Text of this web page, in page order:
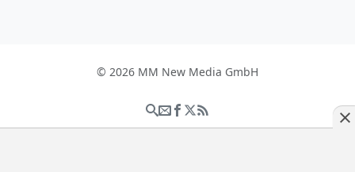
© 2026 MM New Media GmbH